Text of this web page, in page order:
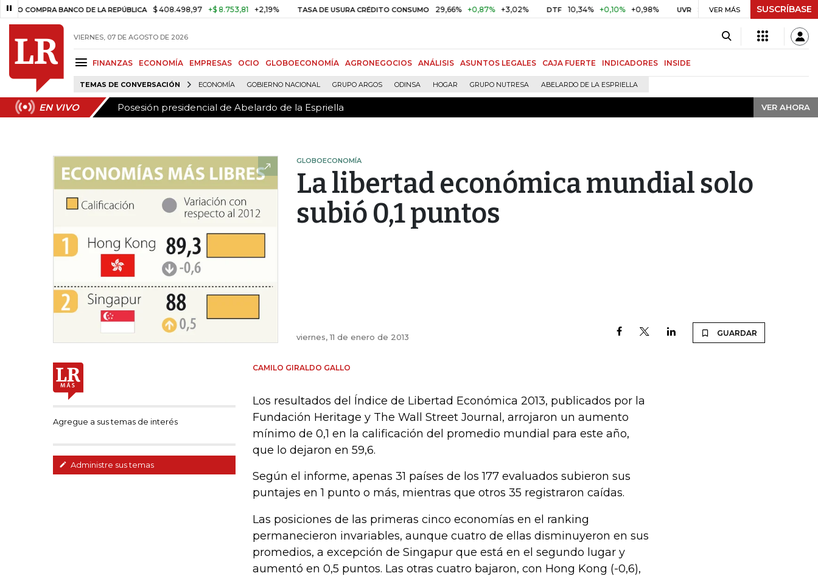
BANCO DE LA REPÚBLICA $ 408.498,97 +$ 8.753,81 +2,19% TASA DE USURA CRÉDITO CONSUMO 29,66% +0,87% +3,02% DTF 10,34% +0,10% +0,98% UVR $ 416,91 +$ 0,05 +0,01% BITCOIN
VER MÁS SUSCRÍBASE
VIERNES, 07 DE AGOSTO DE 2026
FINANZAS ECONOMÍA EMPRESAS OCIO GLOBOECONOMÍA AGRONEGOCIOS ANÁLISIS ASUNTOS LEGALES CAJA FUERTE INDICADORES INSIDE
TEMAS DE CONVERSACIÓN ECONOMÍA GOBIERNO NACIONAL GRUPO ARGOS ODINSA HOGAR GRUPO NUTRESA ABELARDO DE LA ESPRIELLA
EN VIVO Posesión presidencial de Abelardo de la Espriella VER AHORA
EN VIVO Posesión presidencial de Abelardo de la Espriella VER AHORA
GLOBOECONOMÍA
La libertad económica mundial solo
subió 0,1 puntos
viernes, 11 de enero de 2013 GUARDAR
Agregue a sus temas de interés
Administre sus temas
CAMILO GIRALDO GALLO
Los resultados del Índice de Libertad Económica 2013, publicados por la
Fundación Heritage y The Wall Street Journal, arrojaron un aumento
mínimo de 0,1 en la calificación del promedio mundial para este año,
que lo dejaron en 59,6.
Según el informe, apenas 31 países de los 177 evaluados subieron sus
puntajes en 1 punto o más, mientras que otros 35 registraron caídas.
Las posiciones de las primeras cinco economías en el ranking
permanecieron invariables, aunque cuatro de ellas disminuyeron en sus
promedios, a excepción de Singapur que está en el segundo lugar y
aumentó en 0,5 puntos. Las otras cuatro bajaron, con Hong Kong (-0,6),